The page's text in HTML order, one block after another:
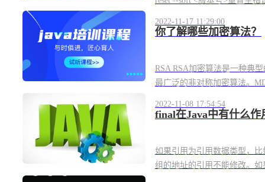
2022-11-17 11:29:00
你了解哪些加密算法？
RSA RSA加密算法是一种典
最广泛的非对称加密算法。
2022-11-08 17:54:54
final在Java中有什么作
如果引用为引用数据类型，
组的地址的引用不能修改。